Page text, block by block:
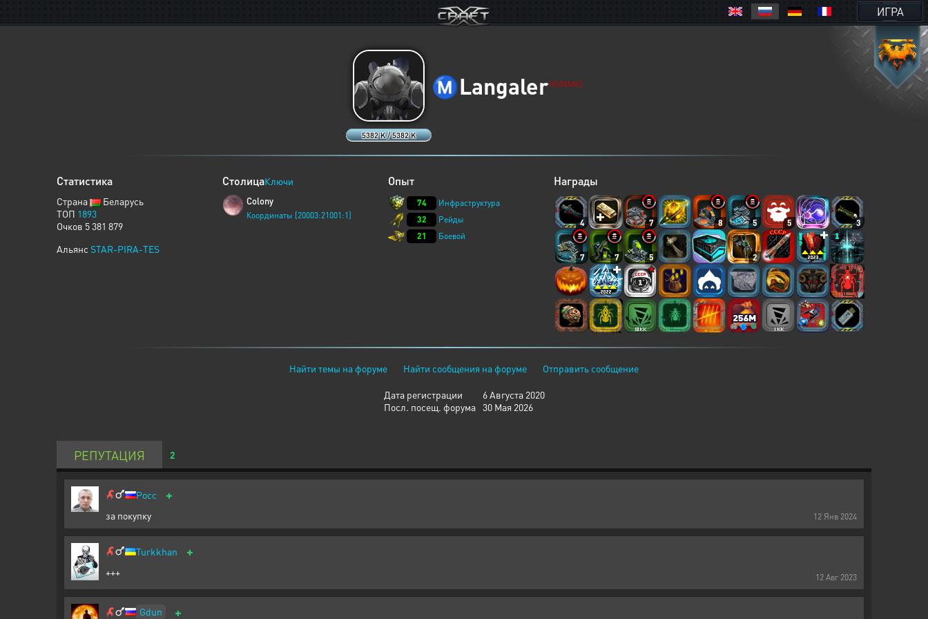
ИГРА
5382 K / 5382 K
Ⓜ️LangalerHUMANS
Статистика
Страна
Беларусь
ТОП 1893
Очков 5 381 879
Альянс STAR-PIRA-TES
СтолицаКлючи
Colony
Координаты [20003:21001:1]
Опыт
74
Инфраструктура
32
Рейды
21
Боевой
Награды
4 7 8 5 5 3
7 7 5 2
Найти темы на форуме Найти сообщения на форуме Отправить сообщение
Дата регистрации
6 Августа 2020
Посл. посещ. форума 30 Мая 2026
РЕПУТАЦИЯ 2
12 Янв 2024
Pocc +
за покупку
12 Авг 2023
Turkkhan +
+++
Gdun +